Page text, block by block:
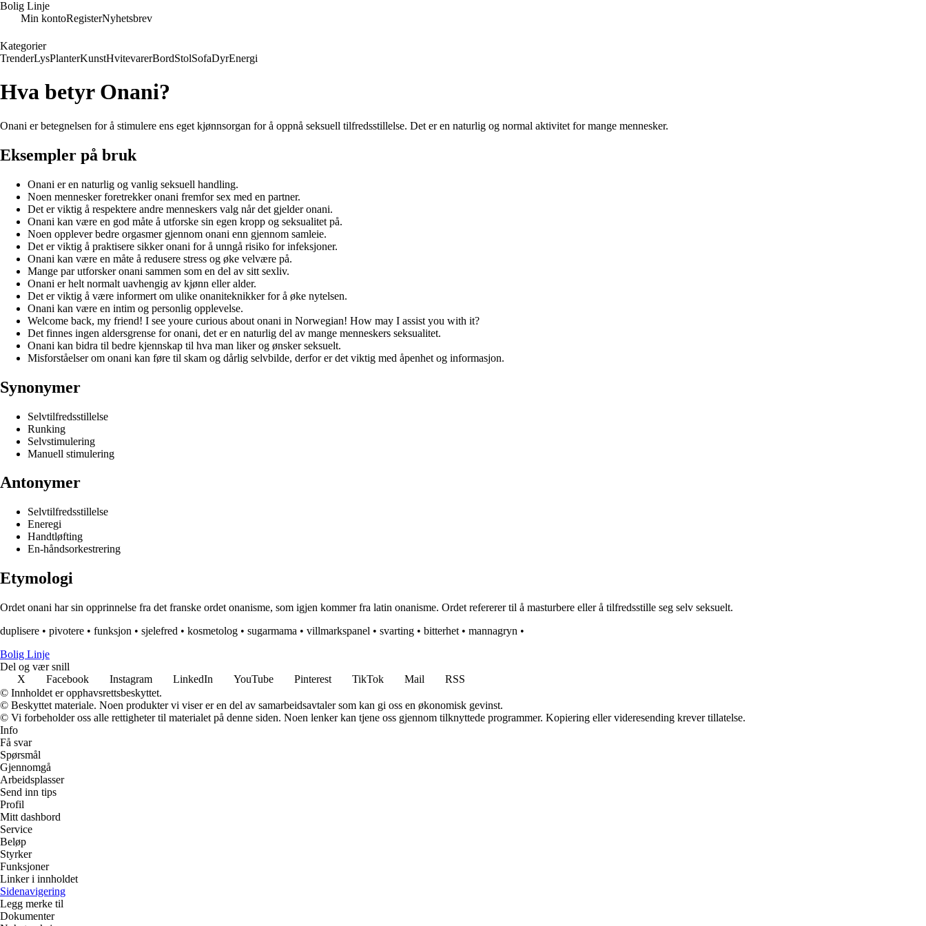
Bolig Linje
Min kontoRegisterNyhetsbrev
Kategorier
TrenderLysPlanterKunstHvitevarerBordStolSofaDyrEnergi
Hva betyr Onani?
Onani er betegnelsen for å stimulere ens eget kjønnsorgan for å oppnå seksuell tilfredsstillelse. Det er en naturlig og normal aktivitet for mange mennesker.
Eksempler på bruk
Onani er en naturlig og vanlig seksuell handling.
Noen mennesker foretrekker onani fremfor sex med en partner.
Det er viktig å respektere andre menneskers valg når det gjelder onani.
Onani kan være en god måte å utforske sin egen kropp og seksualitet på.
Noen opplever bedre orgasmer gjennom onani enn gjennom samleie.
Det er viktig å praktisere sikker onani for å unngå risiko for infeksjoner.
Onani kan være en måte å redusere stress og øke velvære på.
Mange par utforsker onani sammen som en del av sitt sexliv.
Onani er helt normalt uavhengig av kjønn eller alder.
Det er viktig å være informert om ulike onaniteknikker for å øke nytelsen.
Onani kan være en intim og personlig opplevelse.
Welcome back, my friend! I see youre curious about onani in Norwegian! How may I assist you with it?
Det finnes ingen aldersgrense for onani, det er en naturlig del av mange menneskers seksualitet.
Onani kan bidra til bedre kjennskap til hva man liker og ønsker seksuelt.
Misforståelser om onani kan føre til skam og dårlig selvbilde, derfor er det viktig med åpenhet og informasjon.
Synonymer
Selvtilfredsstillelse
Runking
Selvstimulering
Manuell stimulering
Antonymer
Selvtilfredsstillelse
Eneregi
Handtløfting
En-håndsorkestrering
Etymologi
Ordet onani har sin opprinnelse fra det franske ordet onanisme, som igjen kommer fra latin onanisme. Ordet refererer til å masturbere eller å tilfredsstille seg selv seksuelt.
duplisere • pivotere • funksjon • sjelefred • kosmetolog • sugarmama • villmarkspanel • svarting • bitterhet • mannagryn •
Bolig Linje
Del og vær snill
X
Facebook Instagram LinkedIn YouTube Pinterest TikTok Mail
RSS
© Innholdet er opphavsrettsbeskyttet.
© Beskyttet materiale. Noen produkter vi viser er en del av samarbeidsavtaler som kan gi oss en økonomisk gevinst.
© Vi forbeholder oss alle rettigheter til materialet på denne siden. Noen lenker kan tjene oss gjennom tilknyttede programmer. Kopiering eller videresending krever tillatelse.
Info
Få svar
Spørsmål
Gjennomgå
Arbeidsplasser
Send inn tips
Profil
Mitt dashbord
Service
Beløp
Styrker
Funksjoner
Linker i innholdet
Sidenavigering
Legg merke til
Dokumenter